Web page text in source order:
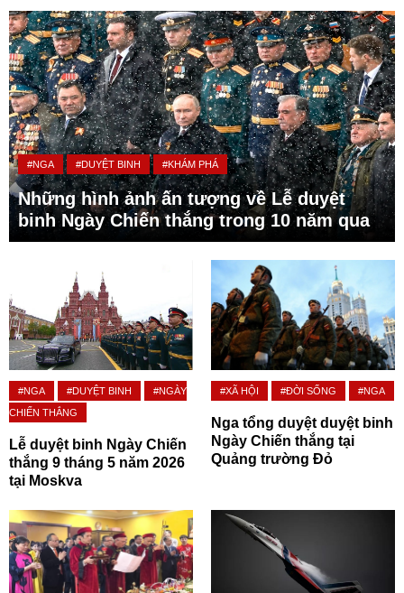
#NGA #DUYỆT BINH #KHÁM PHÁ
Những hình ảnh ấn tượng về Lễ duyệt
binh Ngày Chiến thắng trong 10 năm qua
#NGA #DUYỆT BINH
#NGÀY
CHIẾN THẮNG
Lễ duyệt binh Ngày Chiến
thắng 9 tháng 5 năm 2026
tại Moskva
#XÃ HỘI #ĐỜI SỐNG #NGA
Nga tổng duyệt duyệt binh
Ngày Chiến thắng tại
Quảng trường Đỏ